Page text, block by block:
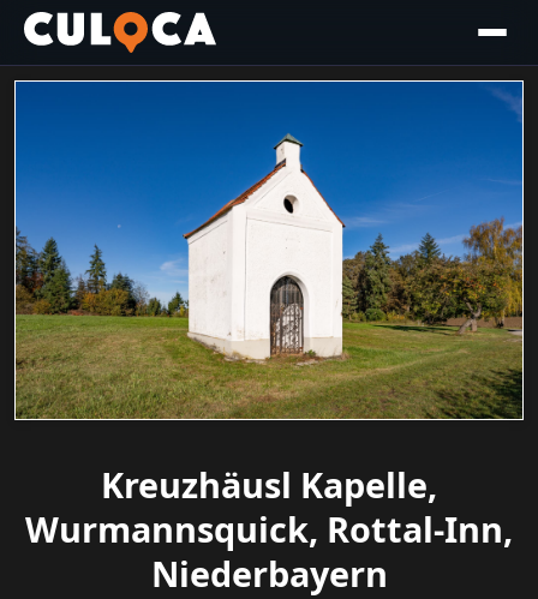
Kreuzhäusl Kapelle,
Wurmannsquick, Rottal-Inn,
Niederbayern